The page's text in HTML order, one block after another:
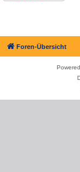
Foren-Übersicht